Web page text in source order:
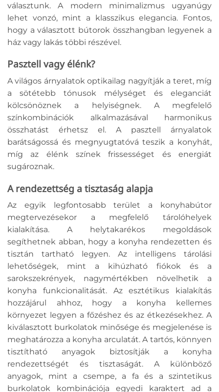
választunk. A modern minimalizmus ugyanúgy
lehet vonzó, mint a klasszikus elegancia. Fontos,
hogy a választott bútorok összhangban legyenek a
ház vagy lakás többi részével.
Pasztell vagy élénk?
A világos árnyalatok optikailag nagyítják a teret, míg
a sötétebb tónusok mélységet és eleganciát
kölcsönöznek a helyiségnek. A megfelelő
színkombinációk alkalmazásával harmonikus
összhatást érhetsz el. A pasztell árnyalatok
barátságossá és megnyugtatóvá teszik a konyhát,
míg az élénk színek frissességet és energiát
sugároznak.
A rendezettség a tisztaság alapja
Az egyik legfontosabb terület a konyhabútor
megtervezésekor a megfelelő tárolóhelyek
kialakítása. A helytakarékos megoldások
segíthetnek abban, hogy a konyha rendezetten és
tisztán tartható legyen. Az intelligens tárolási
lehetőségek, mint a kihúzható fiókok és a
sarokszekrények, nagymértékben növelhetik a
konyha funkcionalitását. Az esztétikus kialakítás
hozzájárul ahhoz, hogy a konyha kellemes
környezet legyen a főzéshez és az étkezésekhez. A
kiválasztott burkolatok minősége és megjelenése is
meghatározza a konyha arculatát. A tartós, könnyen
tisztítható anyagok biztosítják a konyha
rendezettségét és tisztaságát. A különböző
anyagok, mint a csempe, a fa és a szintetikus
burkolatok kombinációja egyedi karaktert ad a